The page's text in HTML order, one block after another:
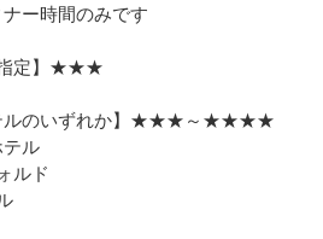
ー時間のみです
指定】★★★
テルのいずれか】★★★～★★★★
ル
ルド